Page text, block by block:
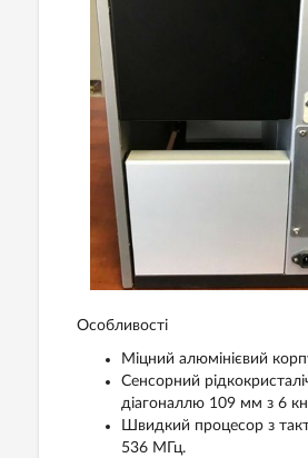
Особливості
Міцний алюмінієвий
Сенсорний
діагоналлю 109 мм з 6
Швидкий процесор з
536 МГц.